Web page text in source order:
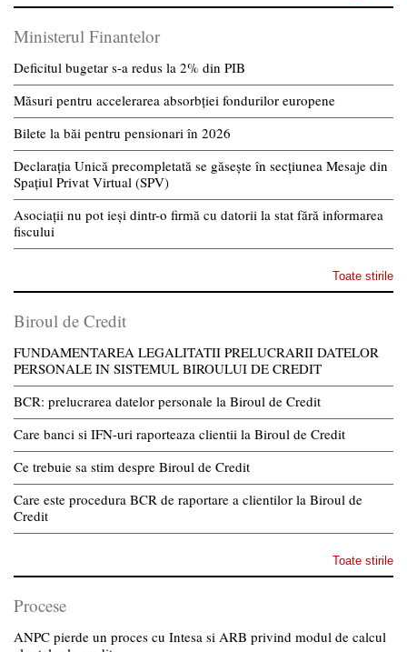
Ministerul Finantelor
Deficitul bugetar s-a redus la 2% din PIB
Măsuri pentru accelerarea absorbției fondurilor europene
Bilete la băi pentru pensionari în 2026
Declarația Unică precompletată se găsește în secțiunea Mesaje din
Spațiul Privat Virtual (SPV)
Asociații nu pot ieși dintr-o firmă cu datorii la stat fără informarea
fiscului
Toate stirile
Biroul de Credit
FUNDAMENTAREA LEGALITATII PRELUCRARII DATELOR
PERSONALE IN SISTEMUL BIROULUI DE CREDIT
BCR: prelucrarea datelor personale la Biroul de Credit
Care banci si IFN-uri raporteaza clientii la Biroul de Credit
Ce trebuie sa stim despre Biroul de Credit
Care este procedura BCR de raportare a clientilor la Biroul de
Credit
Toate stirile
Procese
ANPC pierde un proces cu Intesa si ARB privind modul de calcul